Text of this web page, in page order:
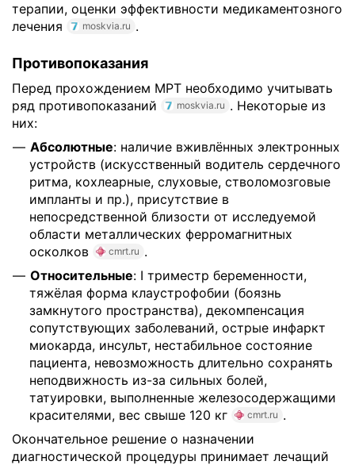
терапии, оценки эффективности медикаментозного
лечения
moskvia.ru .
Противопоказания
Перед прохождением МРТ необходимо учитывать
ряд противопоказаний
moskvia.ru . Некоторые из
них:
Абсолютные: наличие вживлённых электронных
устройств (искусственный водитель сердечного
ритма, кохлеарные, слуховые, стволомозговые
импланты и пр.), присутствие в
непосредственной близости от исследуемой
области металлических ферромагнитных
осколков
cmrt.ru .
Относительные: I триместр беременности,
тяжёлая форма клаустрофобии (боязнь
замкнутого пространства), декомпенсация
сопутствующих заболеваний, острые инфаркт
миокарда, инсульт, нестабильное состояние
пациента, невозможность длительно сохранять
неподвижность из-за сильных болей,
татуировки, выполненные железосодержащими
красителями, вес свыше 120 кг
cmrt.ru .
Окончательное решение о назначении
диагностической процедуры принимает лечащий